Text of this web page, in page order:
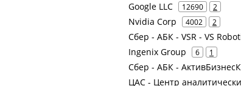
Google LLC 12690 2
Nvidia Corp 4002 2
Сбер - АБК - VSR - VS
Ingenix Group 6 1
Сбер - АБК -
ЦАС - Центр